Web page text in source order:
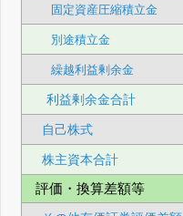
固定資産圧縮積立金
別途積立金
繰越利益剰余金
利益剰余金合計
自己株式
株主資本合計
評価・換算差額等